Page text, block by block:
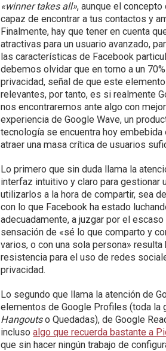
«winner takes all», aunque el concepto
capaz de encontrar a tus contactos y
Finalmente, hay que tener en cuenta
atractivas para un usuario avanzado,
las características de Facebook
debemos olvidar que en torno a un
privacidad, señal de que este
relevantes, por tanto, es si realmente
nos encontraremos ante algo con
experiencia de Google Wave, un
tecnología se encuentra hoy
atraer una masa crítica de usuarios
Lo primero que sin duda llama la
interfaz intuitivo y claro para gestionar
utilizarlos a la hora de compartir, sea
con lo que Facebook ha estado
adecuadamente, a juzgar por el
sensación de «sé lo que comparto y
varios, o con una sola persona»
resistencia para el uso de redes
privacidad.
Lo segundo que llama la atención de
elementos de Google Profiles (toda la
Hangoutso Quedadas), de Google
inclusoalgo que recuerda bastante a
que sin hacer ningún trabajo de